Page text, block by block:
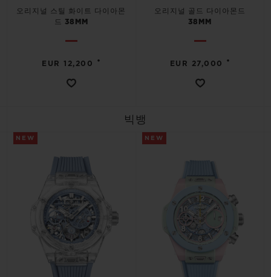
오리지널 스틸 화이트 다이아몬
드 38MM
EUR 12,200 •
오리지널 골드 다이아몬드
38MM
EUR 27,000 •
빅뱅
NEW NEW